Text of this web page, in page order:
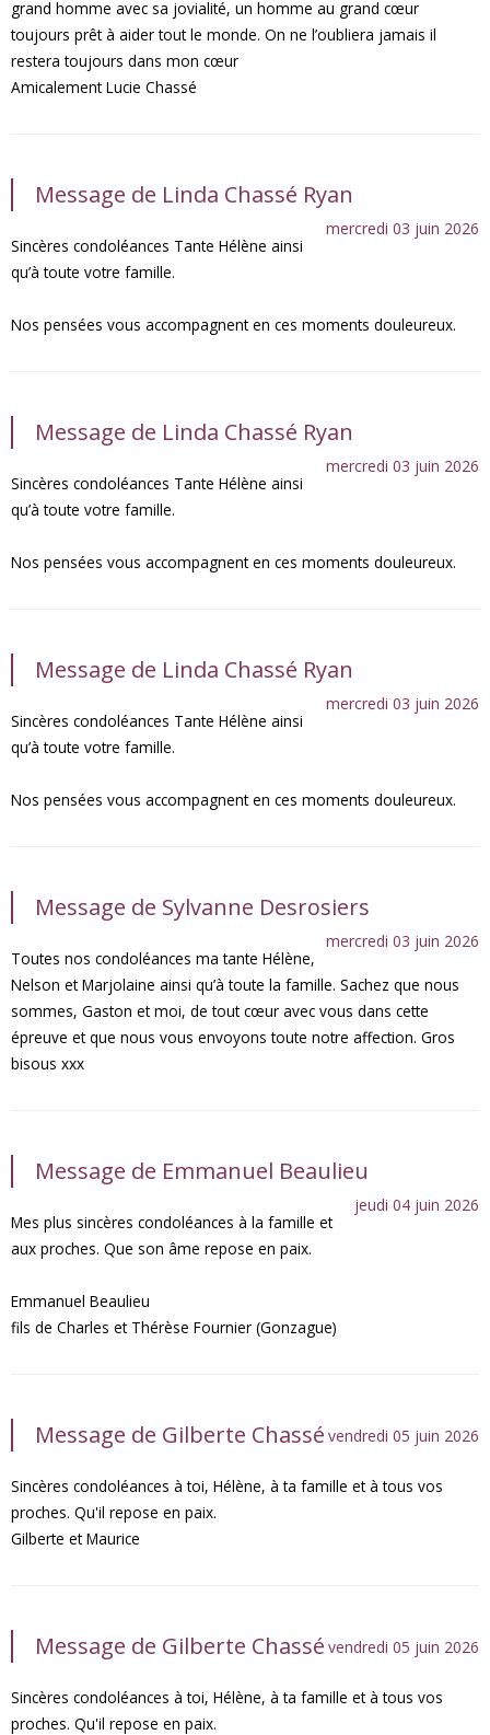
grand homme avec sa jovialité, un homme au grand cœur
toujours prêt à aider tout le monde. On ne l’oubliera jamais il
restera toujours dans mon cœur
Amicalement Lucie Chassé
Message de Linda Chassé Ryan
mercredi 03 juin 2026
Sincères condoléances Tante Hélène ainsi
qu’à toute votre famille.
Nos pensées vous accompagnent en ces moments douleureux.
Message de Linda Chassé Ryan
mercredi 03 juin 2026
Sincères condoléances Tante Hélène ainsi
qu’à toute votre famille.
Nos pensées vous accompagnent en ces moments douleureux.
Message de Linda Chassé Ryan
mercredi 03 juin 2026
Sincères condoléances Tante Hélène ainsi
qu’à toute votre famille.
Nos pensées vous accompagnent en ces moments douleureux.
Message de Sylvanne Desrosiers
mercredi 03 juin 2026
Toutes nos condoléances ma tante Hélène,
Nelson et Marjolaine ainsi qu’à toute la famille. Sachez que nous
sommes, Gaston et moi, de tout cœur avec vous dans cette
épreuve et que nous vous envoyons toute notre affection. Gros
bisous xxx
Message de Emmanuel Beaulieu
jeudi 04 juin 2026
Mes plus sincères condoléances à la famille et
aux proches. Que son âme repose en paix.
Emmanuel Beaulieu
fils de Charles et Thérèse Fournier (Gonzague)
Message de Gilberte Chassé vendredi 05 juin 2026
Sincères condoléances à toi, Hélène, à ta famille et à tous vos
proches. Qu'il repose en paix.
Gilberte et Maurice
Message de Gilberte Chassé vendredi 05 juin 2026
Sincères condoléances à toi, Hélène, à ta famille et à tous vos
proches. Qu'il repose en paix.